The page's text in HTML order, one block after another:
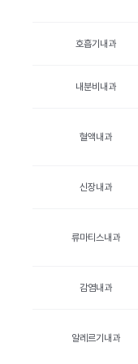
호흡기내과
내분비내과
혈액내과
신장내과
류마티스내과
감염내과
알레르기내과